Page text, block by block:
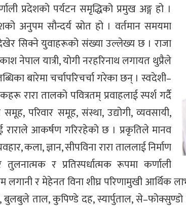
प्रदेशको पर्यटन समृद्धिको प्रमुख अङ्ग हो ।
अनुपम सौन्दर्य स्रोत हो । वर्तमान समयमा
सिक्ने युवाहरूको संख्या उल्लेख्य छ । राजा
नेपाल यात्री, योगी नरहरिनाथ लगायत थुप्रैले
बारेमा चर्चापरिचर्चा गरेका छन् । स्वदेशी–
रारा तालको पवित्रतम् प्रवाहलाई स्पर्श गर्दै
परिवार समूह, संस्था, उद्योगी, व्यवसायी,
राराले आकर्षण गरिरहेको छ । प्रकृतिले मानव
कला, ज्ञान, सीपविना रारा ताललाई निर्माण
र प्रतिस्पर्धात्मक रूपमा कर्णाली
लगानी र मेहेनत विना शीघ्र परिणामुखी आर्थिक
बुलबुले ताल, कुपिण्डे दह, स्यार्पुताल, से–फोक्सुण्डो